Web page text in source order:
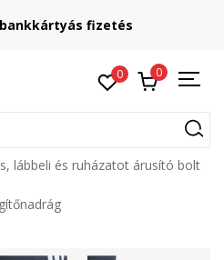
fizetés
0 0
lábbeli és ruházatot árusító bolt